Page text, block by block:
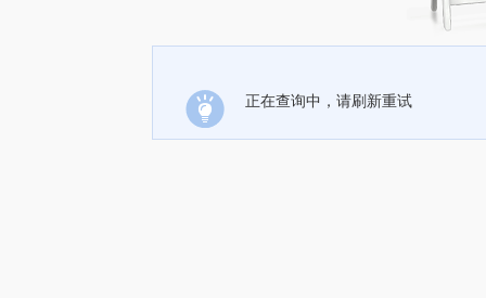
正在查询中，请刷新重试